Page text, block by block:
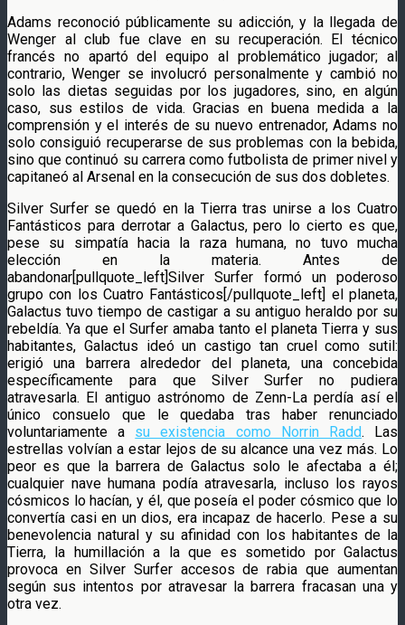
Adams reconoció públicamente su adicción, y la llegada de
Wenger al club fue clave en su recuperación. El técnico
francés no apartó del equipo al problemático jugador; al
contrario, Wenger se involucró personalmente y cambió no
solo las dietas seguidas por los jugadores, sino, en algún
caso, sus estilos de vida. Gracias en buena medida a la
comprensión y el interés de su nuevo entrenador, Adams no
solo consiguió recuperarse de sus problemas con la bebida,
sino que continuó su carrera como futbolista de primer nivel y
capitaneó al Arsenal en la consecución de sus dos dobletes.
Silver Surfer se quedó en la Tierra tras unirse a los Cuatro
Fantásticos para derrotar a Galactus, pero lo cierto es que,
pese su simpatía hacia la raza humana, no tuvo mucha
elección en la materia. Antes de
abandonar[pullquote_left]Silver Surfer formó un poderoso
grupo con los Cuatro Fantásticos[/pullquote_left] el planeta,
Galactus tuvo tiempo de castigar a su antiguo heraldo por su
rebeldía. Ya que el Surfer amaba tanto el planeta Tierra y sus
habitantes, Galactus ideó un castigo tan cruel como sutil:
erigió una barrera alrededor del planeta, una concebida
específicamente para que Silver Surfer no pudiera
atravesarla. El antiguo astrónomo de Zenn-La perdía así el
único consuelo que le quedaba tras haber renunciado
voluntariamente a su existencia como Norrin Radd. Las
estrellas volvían a estar lejos de su alcance una vez más. Lo
peor es que la barrera de Galactus solo le afectaba a él;
cualquier nave humana podía atravesarla, incluso los rayos
cósmicos lo hacían, y él, que poseía el poder cósmico que lo
convertía casi en un dios, era incapaz de hacerlo. Pese a su
benevolencia natural y su afinidad con los habitantes de la
Tierra, la humillación a la que es sometido por Galactus
provoca en Silver Surfer accesos de rabia que aumentan
según sus intentos por atravesar la barrera fracasan una y
otra vez.